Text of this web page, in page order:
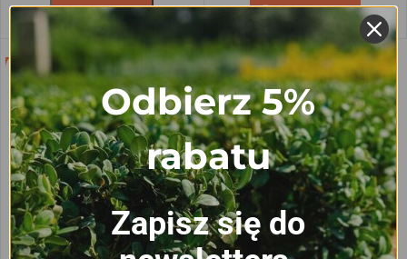
Dodaj do koszyka
Doniczka okrągła standard 5L,
Ø22.5 x 17.5 cm, RS5A
2.49zł– 2.74zł
Odbierz 5%
rabatu
Zapisz się do